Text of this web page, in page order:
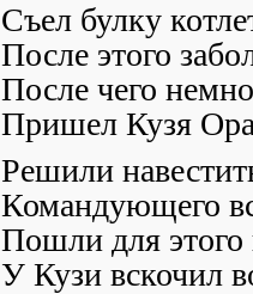
Съел булку
После этого
После чего
Пришел Кузя
Решили
Командующего
Пошли для
У Кузи вскочил